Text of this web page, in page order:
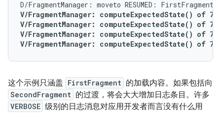
V/FragmentManager: computeExpectedState() of 7
V/FragmentManager: computeExpectedState() of 7
V/FragmentManager: computeExpectedState() of 7
V/FragmentManager: computeExpectedState() of 7
这个示例只涵盖 FirstFragment 的加载内容。如果包括向
SecondFragment 的过渡，将会大大增加日志条目。许多
VERBOSE 级别的日志消息对应用开发者而言没有什么用